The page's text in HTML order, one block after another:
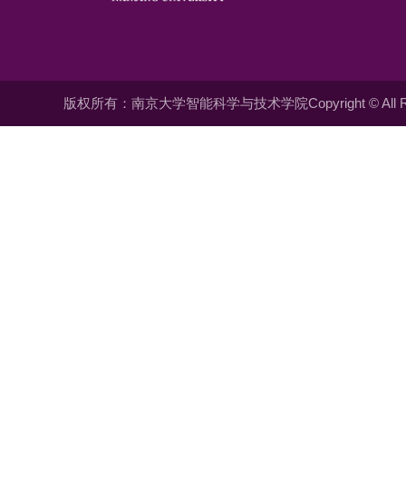
版权所有：南京大学智能科学与技术学院Copyright © All